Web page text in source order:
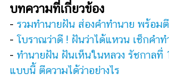
บทความที่เกี่ยวข้อง
- รวมทำนายฝัน ส่องคำทำนาย พร้อม
- โบราณว่าดี ! ฝันว่าได้แหวน เช็กคำ
- ทำนายฝัน ฝันเห็นในหลวง รัชกาลที่
แบบนี้ ตีความได้ว่าอย่างไร